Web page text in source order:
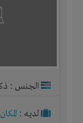
الجنس :
لديـه : المكان